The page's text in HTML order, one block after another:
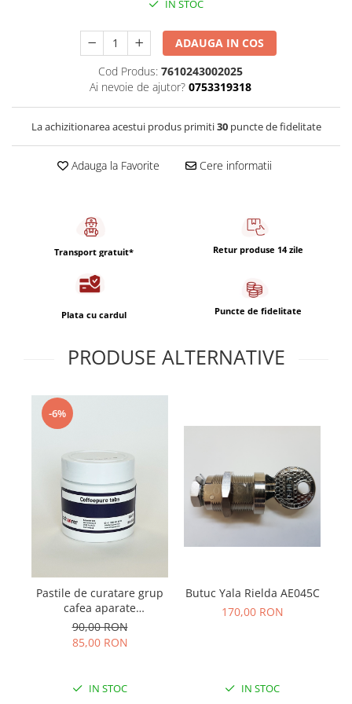
Cafea macinata
IN STOC
ADAUGA IN COS
Cod Produs: 7610243002025
Ai nevoie de ajutor? 0753319318
La achizitionarea acestui produs primiti30puncte de fidelitate
Adauga la Favorite Cere informatii
Transport gratuit* Retur produse 14 zile
Plata cu cardul Puncte de fidelitate
PRODUSE ALTERNATIVE
-6%
Pastile de curatare grup
cafea aparate
profesionale Schaerer
WMF 100x1.2g
90,00 RON
85,00 RON
IN STOC
Butuc Yala Rielda AE045C
170,00 RON
IN STOC